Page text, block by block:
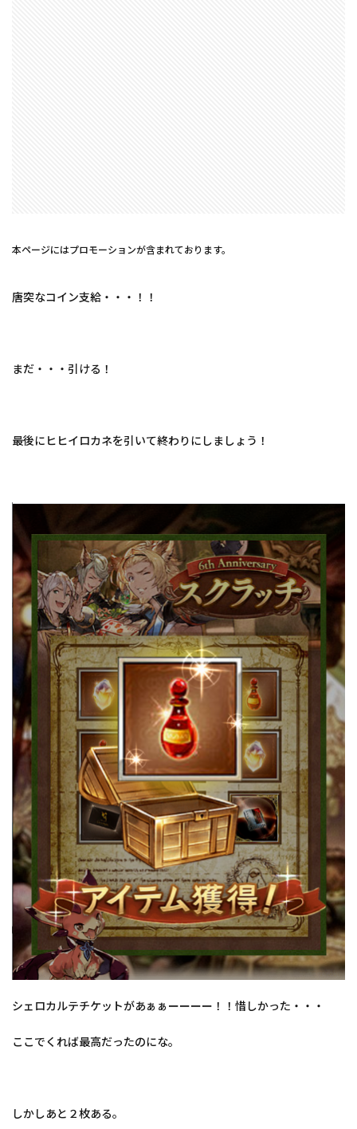
本ページにはプロモーションが含まれております。
唐突なコイン支給・・・！！
まだ・・・引ける！
最後にヒヒイロカネを引いて終わりにしましょう！
シェロカルテチケットがあぁぁーーーー！！惜しかった・・・
ここでくれば最高だったのにな。
しかしあと２枚ある。